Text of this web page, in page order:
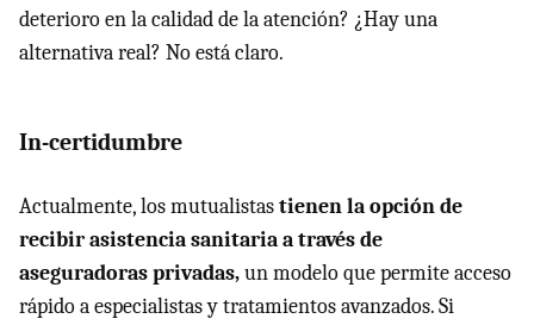
deterioro en la calidad de la atención? ¿Hay una
alternativa real? No está claro.
In-certidumbre
Actualmente, los mutualistastienen la opción de
recibir asistencia sanitaria a través de
aseguradoras privadas,un modelo que permite acceso
rápido a especialistas y tratamientos avanzados. Si